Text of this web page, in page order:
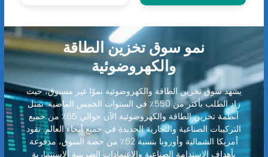
نمو سوق تخزين الطاقة
والكهروضوئية
يشهد سوق تخزين الطاقة والكهروضوئية نموًا غير مسبوق، حيث
زاد الطلب بأكثر من 550٪ في السنوات الخمس الماضية. تمثل
أنظمة تخزين الطاقة والكهروضوئية الآن حوالي 65٪ من جميع
التركيبات الصناعية والتجارية الجديدة في جميع أنحاء العالم. تقود
أمريكا الشمالية وأوروبا بنسبة 62٪ من حصة السوق، مدفوعة
بأهداف الاستدامة الصناعية والاعتمادات الضريبية الاستثمارية